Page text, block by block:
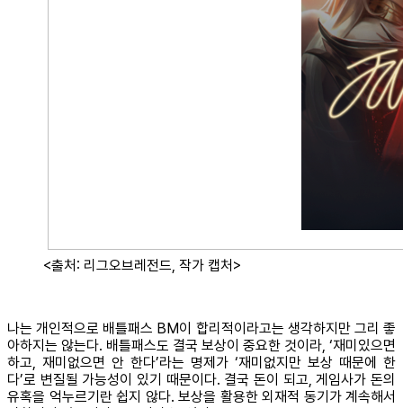
<출처: 리그오브레전드, 작가 캡처>
나는 개인적으로 배틀패스 BM이 합리적이라고는 생각하지만 그리 좋
아하지는 않는다. 배틀패스도 결국 보상이 중요한 것이라, ‘재미있으면
하고, 재미없으면 안 한다’라는 명제가 ‘재미없지만 보상 때문에 한
다’로 변질될 가능성이 있기 때문이다. 결국 돈이 되고, 게임사가 돈의
유혹을 억누르기란 쉽지 않다. 보상을 활용한 외재적 동기가 계속해서